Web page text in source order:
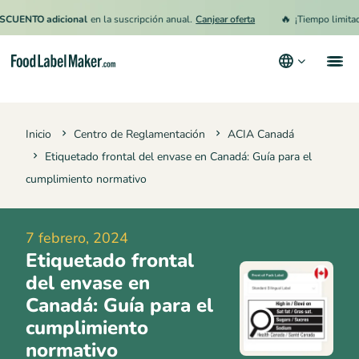
adicional en la suscripción anual. Canjear oferta 🔥 ¡Tiempo limitado!
Inicio Centro de Reglamentación
ACIA Canadá
Etiquetado frontal del envase en Canadá: Guía para el
cumplimiento normativo
7 febrero, 2024
Etiquetado frontal
del envase en
Canadá: Guía para el
cumplimiento
normativo
Precios
Contrata a un Especialista
Recursos
Términos y condiciones
Política de privacidad